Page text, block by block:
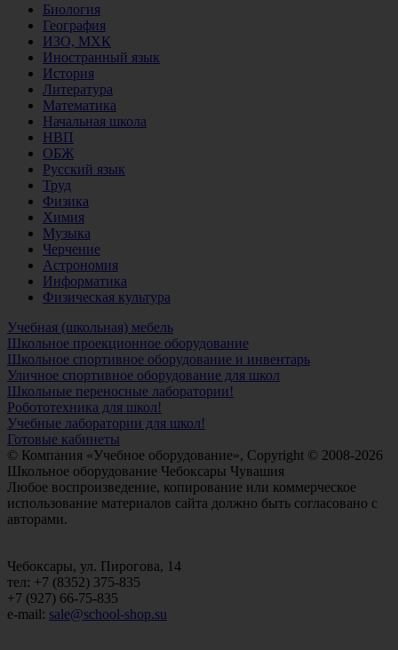
Биология
География
ИЗО, МХК
Иностранный язык
История
Литература
Математика
Начальная школа
НВП
ОБЖ
Русский язык
Труд
Физика
Химия
Музыка
Черчение
Астрономия
Информатика
Физическая культура
Учебная (школьная) мебель
Школьное проекционное оборудование
Школьное спортивное оборудование и инвентарь
Уличное спортивное оборудование для школ
Школьные переносные лаборатории!
Робототехника для школ!
Учебные лаборатории для школ!
Готовые кабинеты
© Компания «Учебное оборудование», Copyright © 2008-2026
Школьное оборудование Чебоксары Чувашия
Любое воспроизведение, копирование или коммерческое
использование материалов сайта должно быть согласовано с
авторами.
Чебоксары, ул. Пирогова, 14
тел: +7 (8352) 375-835
+7 (927) 66-75-835
e-mail: sale@school-shop.su